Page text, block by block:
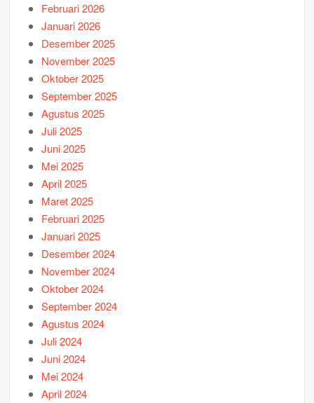
Februari 2026
Januari 2026
Desember 2025
November 2025
Oktober 2025
September 2025
Agustus 2025
Juli 2025
Juni 2025
Mei 2025
April 2025
Maret 2025
Februari 2025
Januari 2025
Desember 2024
November 2024
Oktober 2024
September 2024
Agustus 2024
Juli 2024
Juni 2024
Mei 2024
April 2024